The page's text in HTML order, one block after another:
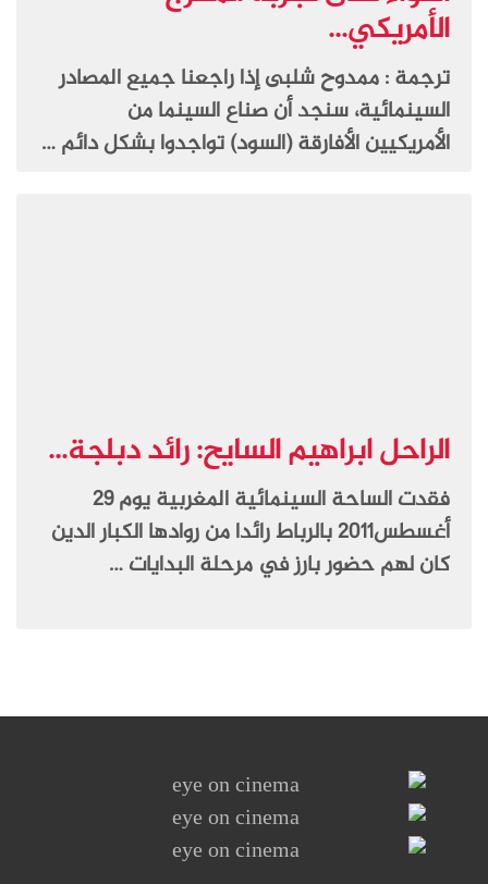
الأمريكي...
ترجمة : ممدوح شلبى إذا راجعنا جميع المصادر
السينمائية، سنجد أن صناع السينما من
الأمريكيين الأفارقة (السود) تواجدوا بشكل دائم …
الراحل ابراهيم السايح: رائد دبلجة...
فقدت الساحة السينمائية المغربية يوم 29
أغسطس2011 بالرباط رائدا من روادها الكبار الدين
كان لهم حضور بارز في مرحلة البدايات …